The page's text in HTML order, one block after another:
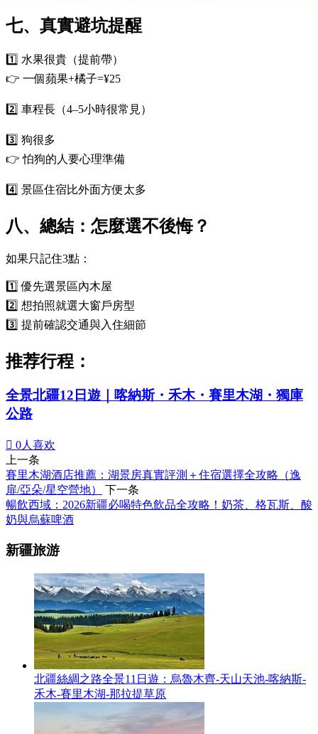
七、真實避坑提醒
1️⃣ 水果很貴（提前帶）
👉 一個蘋果+橘子=¥25
2️⃣ 車程長（4–5小時很常見）
3️⃣ 狗很多
👉 怕狗的人要心理準備
4️⃣ 景區住宿比外面方便太多
八、總結：怎麼選不後悔？
如果只記住3點：
1️⃣ 優先選景區內木屋
2️⃣ 想拍照就選大窗戶房型
3️⃣ 提前確認交通與入住細節
推荐行程：
全景北疆12日遊｜喀納斯・禾木・賽里木湖・獨庫
公路
 0人喜欢
上一条
賽里木湖酒店推薦：湖景房真實評測＋住宿選擇全攻略（逸
扉/亞朵/星空營地）
下一条
暢飲西域：2026新疆必喝特色飲品全攻略！奶茶、格瓦斯、酸
奶與烏蘇啤酒
新疆旅游
北疆絲綢之路全景11日遊：烏魯木齊-天山天池-喀納斯-
禾木-賽里木湖-那拉提草原